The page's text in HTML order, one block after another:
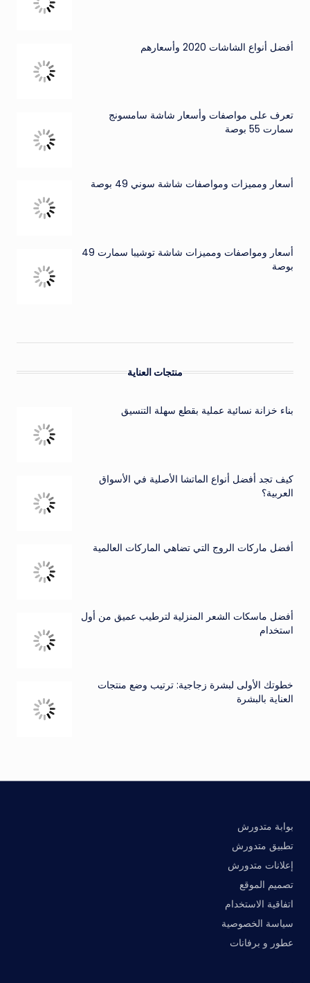
أفضل أنواع الشاشات 2020 وأسعارهم
تعرف على مواصفات وأسعار شاشة سامسونج
سمارت 55 بوصة
أسعار ومميزات ومواصفات شاشة سوني 49 بوصة
أسعار ومواصفات ومميزات شاشة توشيبا سمارت 49
بوصة
منتجات العناية
بناء خزانة نسائية عملية بقطع سهلة التنسيق
كيف تجد أفضل أنواع الماتشا الأصلية في الأسواق
العربية؟
أفضل ماركات الروج التي تضاهي الماركات العالمية
أفضل ماسكات الشعر المنزلية لترطيب عميق من أول
استخدام
خطوتك الأولى لبشرة زجاجية: ترتيب وضع منتجات
العناية بالبشرة
بوابة متدورش
تطبيق متدورش
إعلانات متدورش
تصميم الموقع
اتفاقية الاستخدام
سياسة الخصوصية
عطور و برفانات